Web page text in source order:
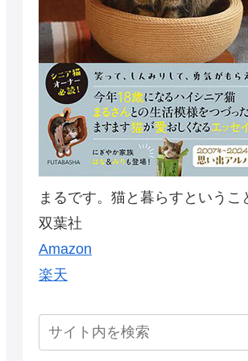
まるです。猫と暮らすというこ
双葉社
Amazon
楽天